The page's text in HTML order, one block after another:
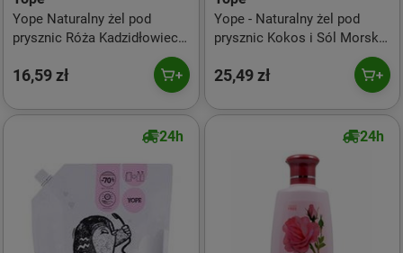
Yope Naturalny żel pod
prysznic Róża Kadzidłowiec
16,59 zł
Yope - Naturalny żel pod
prysznic Kokos i Sól Morska
25,49 zł
24h 24h